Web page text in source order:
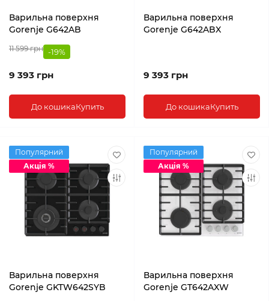
Варильна поверхня
Gorenje G642AB
11 599 грн -19%
9 393 грн
До кошикаКупить
Варильна поверхня
Gorenje G642ABX
9 393 грн
До кошикаКупить
Популярний
Акція %
Варильна поверхня
Gorenje GKTW642SYB
Популярний
Акція %
Варильна поверхня
Gorenje GT642AXW